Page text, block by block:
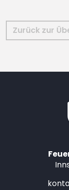
Zurück zur